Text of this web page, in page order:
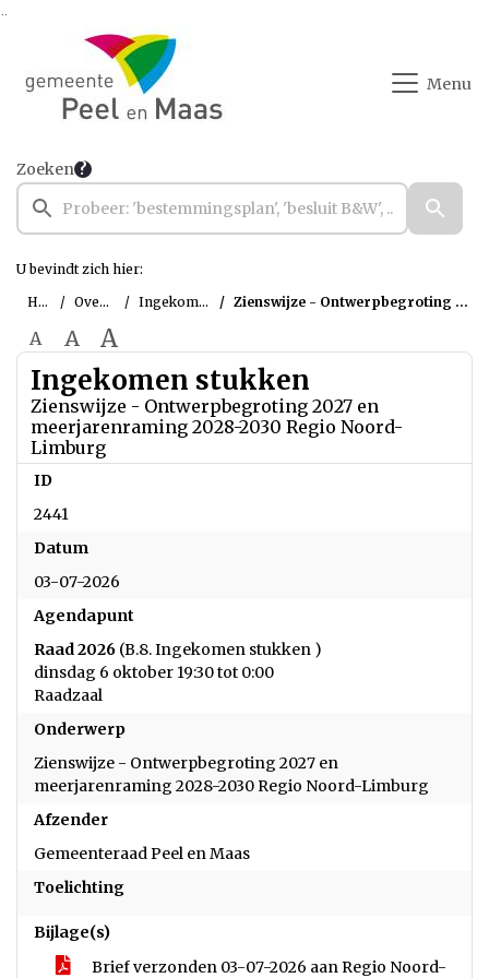
Ga naar de inhoud van deze pagina
Menu
Zoeken
U bevindt zich hier:
Home
Overzichten Ingekomen stukken Zienswijze - Ontwerpbegroting 2027 en meerjarenraming 2028-2030 Regio Noord-Limburg
A A A
Ingekomen stukken
Zienswijze - Ontwerpbegroting 2027 en
meerjarenraming 2028-2030 Regio Noord-
Limburg
ID
2441
Datum
03-07-2026
Agendapunt
Raad 2026 (B.8. Ingekomen stukken )
dinsdag 6 oktober 19:30 tot 0:00
Raadzaal
Onderwerp
Zienswijze - Ontwerpbegroting 2027 en
meerjarenraming 2028-2030 Regio Noord-Limburg
Afzender
Gemeenteraad Peel en Maas
Toelichting
Bijlage(s)
Brief verzonden 03-07-2026 aan Regio Noord-